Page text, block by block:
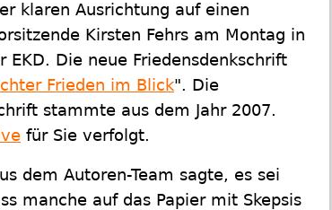
klaren Ausrichtung auf einen
Kirsten Fehrs am Montag in
Die neue Friedensdenkschrift
Frieden im Blick". Die
stammte aus dem Jahr 2007.
für Sie verfolgt.
dem Autoren-Team sagte, es sei
manche auf das Papier mit Skepsis